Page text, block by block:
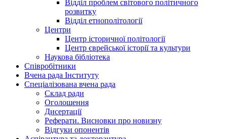
Відділ проблем світового політичного
розвитку
Відділ етнополітології
Центри
Центр історичної політології
Центр єврейської історії та культури
Наукова бібліотека
Співробітники
Вчена рада Інституту
Спеціалізована вчена рада
Склад ради
Оголошення
Дисертації
Реферати. Висновки про новизну
Відгуки опонентів